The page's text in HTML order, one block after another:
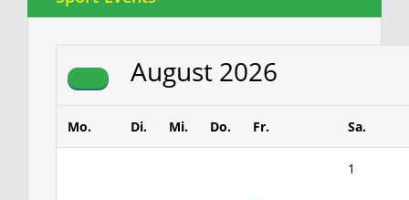
August 2026
Mo. Di. Mi. Do. Fr. Sa.
1